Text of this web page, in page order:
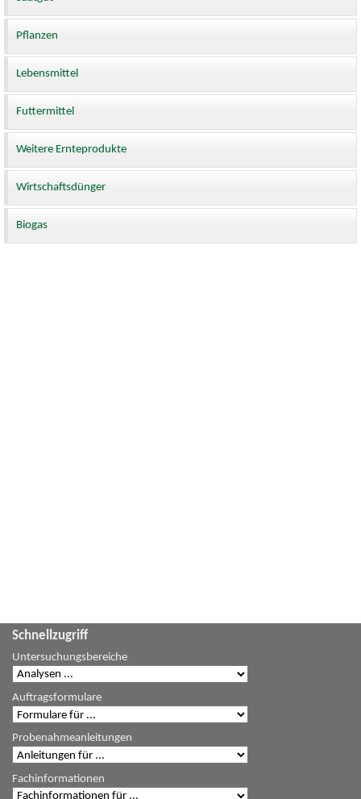
Pflanzen
Lebensmittel
Futtermittel
Weitere Ernteprodukte
Wirtschaftsdünger
Biogas
Schnellzugriff
Untersuchungsbereiche
Auftragsformulare
Probenahmeanleitungen
Fachinformationen